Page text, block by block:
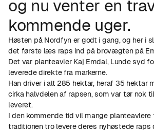
og nu venter en
kommende uger.
Høsten på Nordfyn er godt i gang, og her i
det første læs raps ind på brovægten på
Det var planteavler Kaj Emdal, Lunde syd
leverede direkte fra markerne.
Han driver i alt 285 hektar, heraf 35 hektar
cirka halvdelen af rapsen, som var tør nok
leveret.
I den kommende tid vil mange
traditionen tro levere deres nyhøstede raps